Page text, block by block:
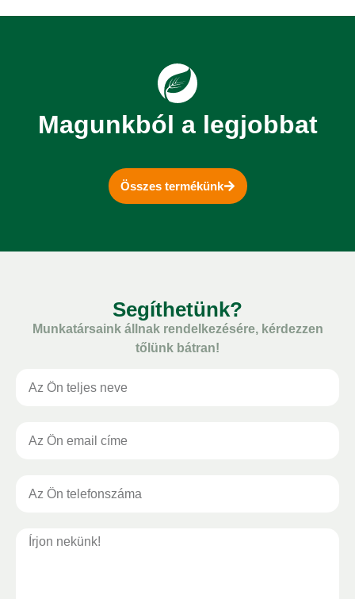
Magunkból a legjobbat
Összes termékünk
Segíthetünk?
Munkatársaink állnak rendelkezésére, kérdezzen
tőlünk bátran!